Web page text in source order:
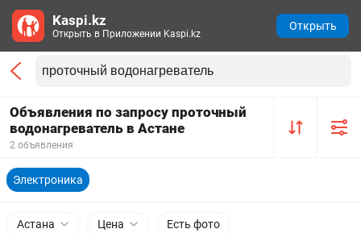
Объявления по запросу проточный
водонагреватель в Астане
2 объявления
Электроника
Астана Цена Есть фото
Kaspi.kz
Открыть в Приложении Kaspi.kz
Открыть